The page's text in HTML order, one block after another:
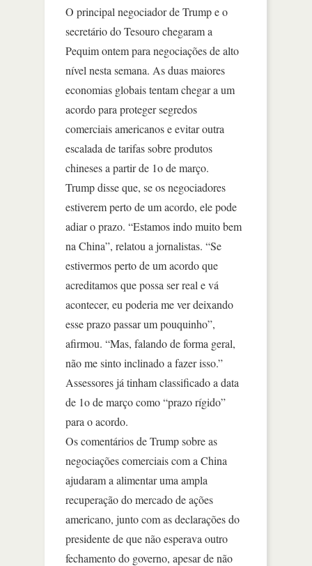
O principal negociador de Trump e o
secretário do Tesouro chegaram a
Pequim ontem para negociações de alto
nível nesta semana. As duas maiores
economias globais tentam chegar a um
acordo para proteger segredos
comerciais americanos e evitar outra
escalada de tarifas sobre produtos
chineses a partir de 1o de março.
Trump disse que, se os negociadores
estiverem perto de um acordo, ele pode
adiar o prazo. “Estamos indo muito bem
na China”, relatou a jornalistas. “Se
estivermos perto de um acordo que
acreditamos que possa ser real e vá
acontecer, eu poderia me ver deixando
esse prazo passar um pouquinho”,
afirmou. “Mas, falando de forma geral,
não me sinto inclinado a fazer isso.”
Assessores já tinham classificado a data
de 1o de março como “prazo rígido”
para o acordo.
Os comentários de Trump sobre as
negociações comerciais com a China
ajudaram a alimentar uma ampla
recuperação do mercado de ações
americano, junto com as declarações do
presidente de que não esperava outro
fechamento do governo, apesar de não